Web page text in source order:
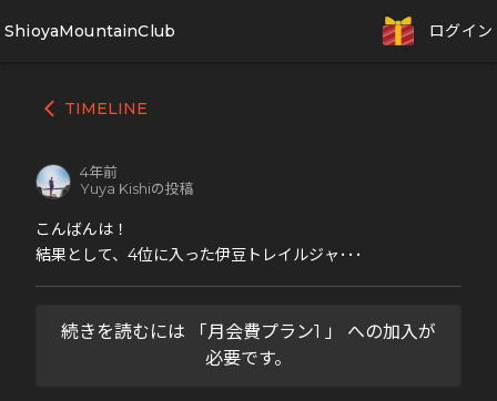
ShioyaMountainClub ログイン
arrow_back_ios TIMELINE
4年前
Yuya Kishiの投稿
こんばんは！
結果として、4位に入った伊豆トレイルジャ･･･
続きを読むには 「月会費プラン1 」 への加入が
必要です。